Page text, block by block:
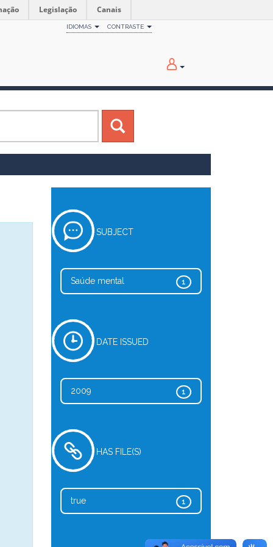
Legislação Canais
IDIOMAS CONTRASTE
SUBJECT
1
Saúde mental
DATE ISSUED
1
2009
HAS FILE(S)
1
true